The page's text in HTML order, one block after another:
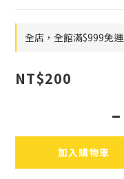
全店，全館滿$999免運
NT$200
加入購物車